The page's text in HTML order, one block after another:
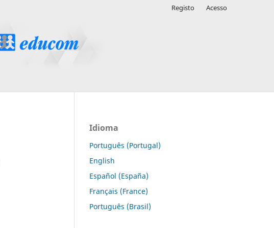
Registo Acesso
Idioma
Português (Portugal)
English
Español (España)
Français (France)
Português (Brasil)